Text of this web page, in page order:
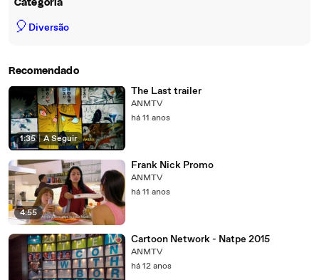
Categoria
🎈 Diversão
Recomendado
1:35 | A Seguir
The Last trailer
ANMTV
há 11 anos
4:55
Frank Nick Promo
ANMTV
há 11 anos
Cartoon Network - Natpe 2015
ANMTV
há 12 anos